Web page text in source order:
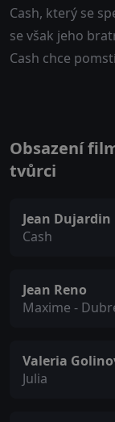
Cash, který se
se však jeho
Cash chce
Obsazení
tvůrci
Jean Dujardin
Cash
Jean Reno
Maxime -
Valeria
Julia